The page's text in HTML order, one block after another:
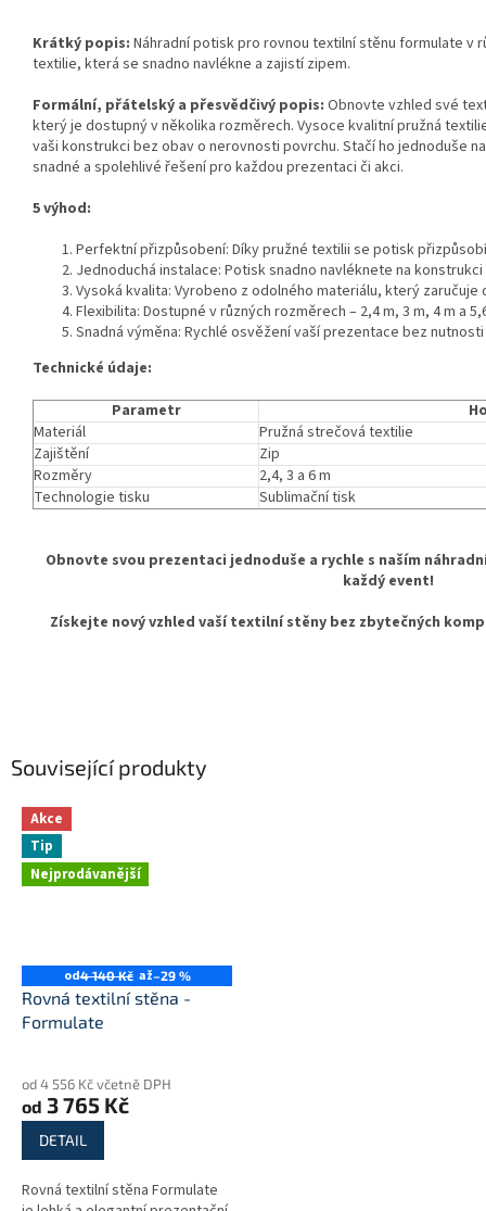
Související produkty
Akce
Tip
Nejprodávanější
od4 140 Kč až–29 %
Rovná textilní stěna -
Formulate
hodnocení
produktu
je
z
hvězdiček.
od 4 556 Kč včetně DPH
od 3 765 Kč
DETAIL
Rovná textilní stěna Formulate
Krátký popis: Náhradní potisk pro rovnou textilní stěnu formulate v
textilie, která se snadno navlékne a zajistí zipem.
Formální, přátelský a přesvědčivý popis: Obnovte vzhled své
který je dostupný v několika rozměrech. Vysoce kvalitní pružná
vaši konstrukci bez obav o nerovnosti povrchu. Stačí ho jednoduše
snadné a spolehlivé řešení pro každou prezentaci či akci.
5 výhod:
Perfektní přizpůsobení: Díky pružné textilii se potisk
Jednoduchá instalace: Potisk snadno navléknete na
Vysoká kvalita: Vyrobeno z odolného materiálu, který
Flexibilita: Dostupné v různých rozměrech – 2,4 m, 3 m, 4 m a
Snadná výměna: Rychlé osvěžení vaší prezentace bez
Technické údaje:
Parametr
Materiál
Pružná strečová textilie
Zajištění
Zip
Rozměry
2,4, 3 a 6 m
Technologie tisku
Sublimační tisk
Obnovte svou prezentaci jednoduše a rychle s naším
každý event!
Získejte nový vzhled vaší textilní stěny bez zbytečných